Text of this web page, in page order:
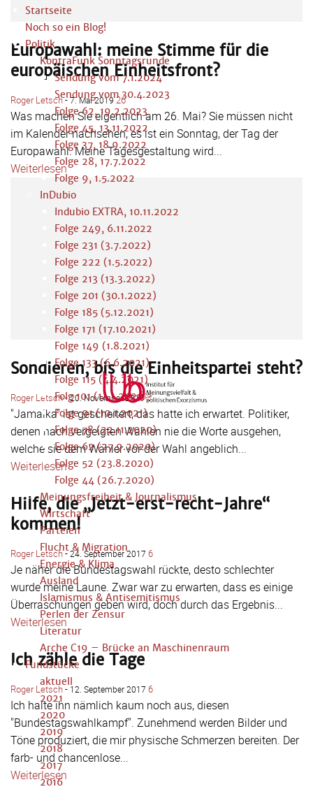
Startseite
Noch so ein Blog!
Politik
KontraFunk Sonntagsrunde
Sendung vom 7.1.2024
Sendung vom 30.4.2023
Folge 62, 19.2.2023
Folge 45, 13.11.2022
Folge 37, 18.9.2022
Folge 28, 17.7.2022
Folge 9, 1.5.2022
InDubio
Indubio EXTRA, 10.11.2022
Folge 249, 6.11.2022
Folge 231 (3.7.2022)
Folge 222 (1.5.2022)
Folge 213 (13.3.2022)
Folge 201 (30.1.2022)
Folge 185 (5.12.2021)
Folge 171 (17.10.2021)
Folge 149 (1.8.2021)
Folge 133 (6.6.2021)
Folge 115 (4.4.2021)
Folg 101 (14.1.2021)
Folge 91 (10.1.2021)
Folge 78 (22.11.2020)
Folge 62 (27.9.2020)
Folge 52 (23.8.2020)
Folge 44 (26.7.2020)
Meinungsfreiheit & Journalismus
Wirtschaft
Parteien
Flucht & Migration
Energie & Klima
Ausland
Islamismus & Antisemitismus
Perlen der Zensur
Literatur
Arche C19 – Brücke an Maschinenraum
Fundstücke
aktuell
2021
2020
2019
2018
2017
2016
Europawahl: meine Stimme für die
europäischen Einheitsfront?
Roger Letsch-7. Mai 2019 26
Was machen Sie eigentlich am 26. Mai? Sie müssen nicht
im Kalender nachsehen, es ist ein Sonntag, der Tag der
Europawahl. Meine Tagesgestaltung wird...
Weiterlesen
Sondieren, bis die Einheitspartei steht?
Roger Letsch-20. November 20173
"Jamaika" ist gescheitert, das hatte ich erwartet. Politiker,
denen nach vergeigten Wahlen nie die Worte ausgehen,
welche sie dem Wähler vor der Wahl angeblich...
Weiterlesen
Hilfe, die „Jetzt-erst-recht-Jahre“
kommen!
Roger Letsch-24. September 2017 6
Je näher die Bundestagswahl rückte, desto schlechter
wurde meine Laune. Zwar war zu erwarten, dass es einige
Überraschungen geben wird, doch durch das Ergebnis...
Weiterlesen
Ich zähle die Tage
Roger Letsch- 12. September 2017 6
Ich halte ihn nämlich kaum noch aus, diesen
"Bundestagswahlkampf". Zunehmend werden Bilder und
Töne produziert, die mir physische Schmerzen bereiten. Der
farb- und chancenlose...
Weiterlesen